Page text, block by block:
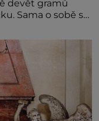
devět gramů
Sama o sobě se
včelstva,